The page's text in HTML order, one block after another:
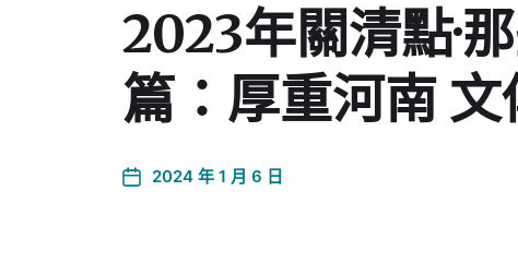
2023年關清點·
篇：厚重河南
2024 年 1 月 6 日